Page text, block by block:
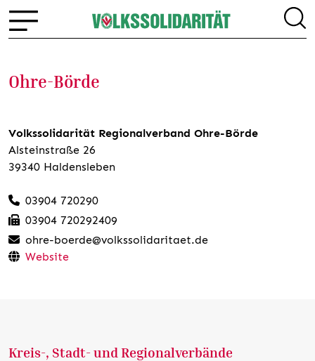
Ohre-Börde
Volkssolidarität Regionalverband Ohre-Börde
Alsteinstraße 26
39340 Haldensleben
03904 720290
03904 720292409
ohre-boerde@volkssolidaritaet.de
Website
Kreis-, Stadt- und Regionalverbände